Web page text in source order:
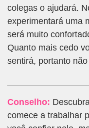
colegas o ajudará.
experimentará uma
será muito
Quanto mais cedo
sentirá, portanto
Conselho:
comece a trabalhar